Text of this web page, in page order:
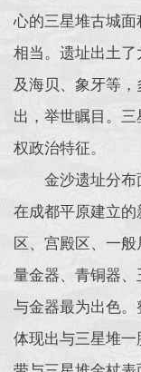
心的三星堆古城
相当。遗址出土
及海贝、象牙等
出，举世瞩目。
权政治特征。
金沙遗址分布
在成都平原建立
区、宫殿区、一
量金器、青铜器
与金器最为出色
体现出与三星堆